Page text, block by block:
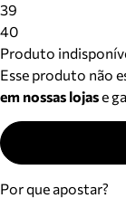
39
40
Produto
Esse produto não
em nossas lojase
Por que apostar?